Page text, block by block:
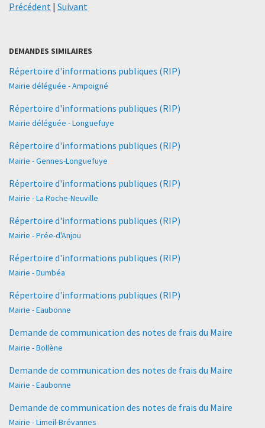
Précédent | Suivant
DEMANDES SIMILAIRES
Répertoire d'informations publiques (RIP)
Mairie déléguée - Ampoigné
Répertoire d'informations publiques (RIP)
Mairie déléguée - Longuefuye
Répertoire d'informations publiques (RIP)
Mairie - Gennes-Longuefuye
Répertoire d'informations publiques (RIP)
Mairie - La Roche-Neuville
Répertoire d'informations publiques (RIP)
Mairie - Prée-d'Anjou
Répertoire d'informations publiques (RIP)
Mairie - Dumbéa
Répertoire d'informations publiques (RIP)
Mairie - Eaubonne
Demande de communication des notes de frais du Maire
Mairie - Bollène
Demande de communication des notes de frais du Maire
Mairie - Eaubonne
Demande de communication des notes de frais du Maire
Mairie - Limeil-Brévannes